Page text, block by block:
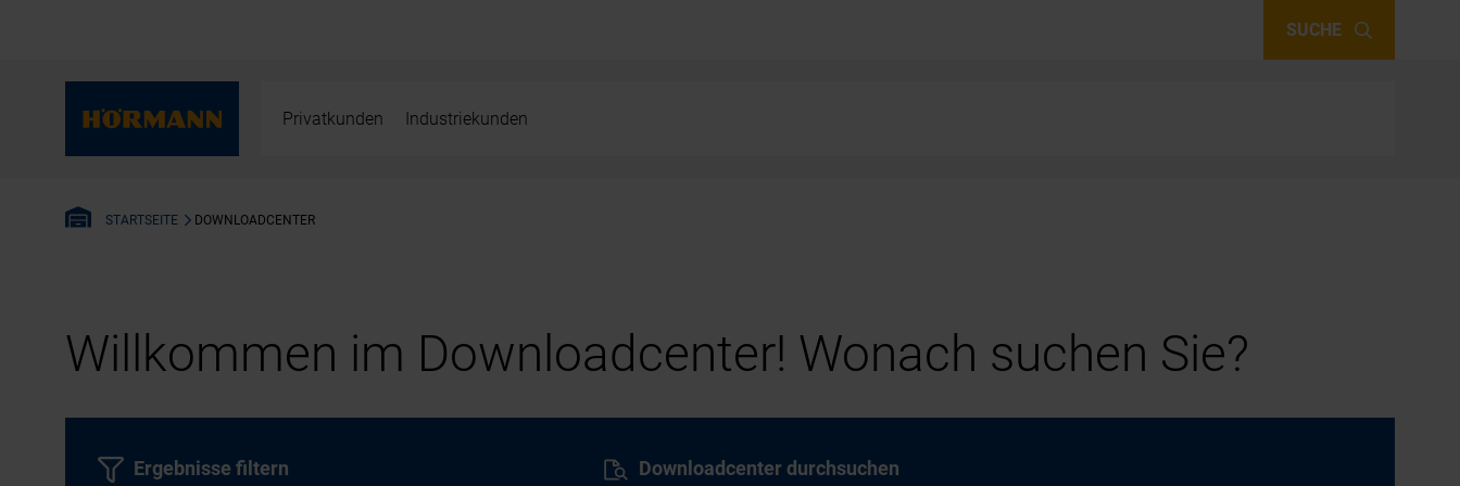
SUCHE
Privatkunden Industriekunden
STARTSEITE DOWNLOADCENTER
Willkommen im Downloadcenter! Wonach suchen Sie?
Downloadcenter durchsuchen
Ergebnisse filtern